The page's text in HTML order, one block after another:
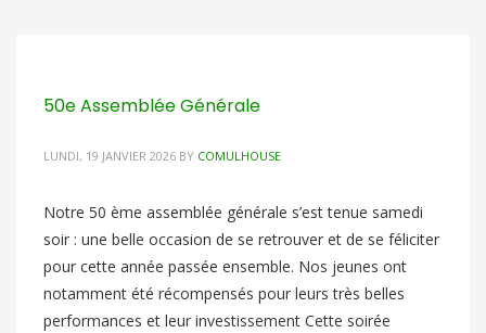
50e Assemblée Générale
LUNDI, 19 JANVIER 2026 BY COMULHOUSE
Notre 50 ème assemblée générale s’est tenue samedi
soir : une belle occasion de se retrouver et de se féliciter
pour cette année passée ensemble. Nos jeunes ont
notamment été récompensés pour leurs très belles
performances et leur investissement Cette soirée